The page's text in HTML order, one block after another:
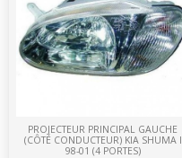
PROJECTEUR PRINCIPAL GAUCHE
(CÔTÉ CONDUCTEUR) KIA SHUMA I
98-01 (4 PORTES)